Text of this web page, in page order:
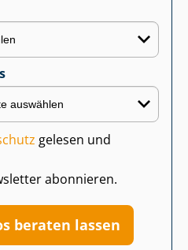
gelesen und
abonnieren.
beraten lassen